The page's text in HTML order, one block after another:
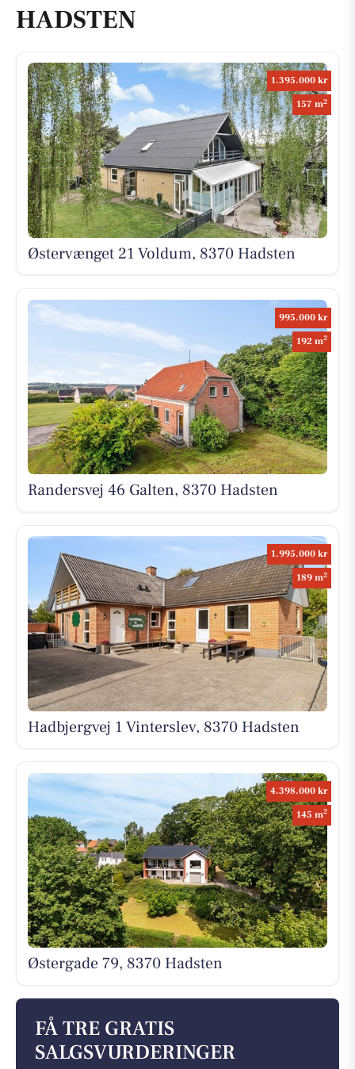
HADSTEN
1.395.000 kr
157 m2
Østervænget 21 Voldum, 8370 Hadsten
995.000 kr
192 m2
Randersvej 46 Galten, 8370 Hadsten
1.995.000 kr
189 m2
Hadbjergvej 1 Vinterslev, 8370 Hadsten
4.398.000 kr
145 m2
Østergade 79, 8370 Hadsten
FÅ TRE GRATIS
SALGSVURDERINGER